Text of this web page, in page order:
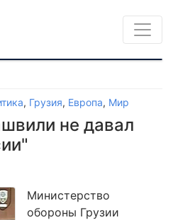
, Грузия, Европа, Мир
не давал
Министерство
обороны Грузии